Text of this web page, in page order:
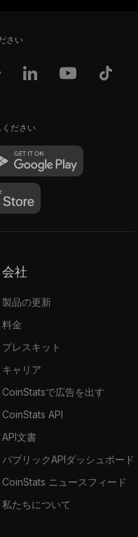
さい
ください
会社
製品の更新
料金
プレスキット
キャリア
CoinStatsで広告を出す
CoinStats API
API文書
パブリックAPIダッシュボード
CoinStats ニュースフィード
私たちについて